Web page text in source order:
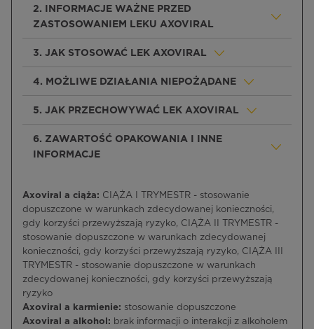
2. INFORMACJE WAŻNE PRZED
ZASTOSOWANIEM LEKU AXOVIRAL
3. JAK STOSOWAĆ LEK AXOVIRAL
4. MOŻLIWE DZIAŁANIA NIEPOŻĄDANE
5. JAK PRZECHOWYWAĆ LEK AXOVIRAL
6. ZAWARTOŚĆ OPAKOWANIA I INNE
INFORMACJE
Axoviral a ciąża: CIĄŻA I TRYMESTR - stosowanie
dopuszczone w warunkach zdecydowanej konieczności,
gdy korzyści przewyższają ryzyko, CIĄŻA II TRYMESTR -
stosowanie dopuszczone w warunkach zdecydowanej
konieczności, gdy korzyści przewyższają ryzyko, CIĄŻA III
TRYMESTR - stosowanie dopuszczone w warunkach
zdecydowanej konieczności, gdy korzyści przewyższają
ryzyko
Axoviral a karmienie: stosowanie dopuszczone
Axoviral a alkohol: brak informacji o interakcji z alkoholem